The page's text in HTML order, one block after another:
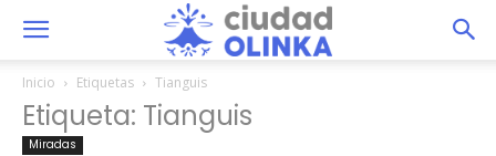
Inicio Etiquetas Tianguis
Etiqueta: Tianguis
Miradas